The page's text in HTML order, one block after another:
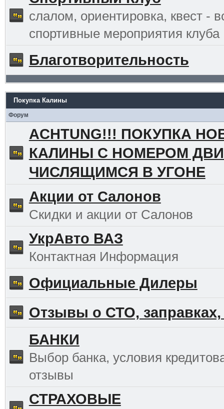
слалом, ориентировка, квест -
спортивные мероприятия клуба
Благотворительность
Покупка Калины
Форум
ACHTUNG!!! ПОКУПКА
КАЛИНЫ С НОМЕРОМ
ЧИСЛЯЩИМСЯ В УГОНЕ
Акции от Салонов
Скидки и акции от Салонов
УкрАвто ВАЗ
Контактная Информация
Официальные Дилеры
Отзывы о СТО, заправках,
БАНКИ
Выбор банка, условия
отзывы
СТРАХОВЫЕ